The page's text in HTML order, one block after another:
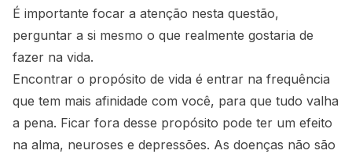
É importante focar a atenção nesta questão,
perguntar a si mesmo o que realmente gostaria de
fazer na vida.
Encontrar o propósito de vida é entrar na frequência
que tem mais afinidade com você, para que tudo valha
a pena. Ficar fora desse propósito pode ter um efeito
na alma, neuroses e depressões. As doenças não são